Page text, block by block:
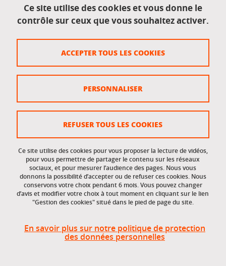
Données personnelles
Crédits
Gestion des cookies
Accessibilité : non conforme
Accès réservés
Intranet des étudiants et des personnels
Ce site utilise des cookies et vous donne le
contrôle sur ceux que vous souhaitez activer.
Ce site utilise des cookies pour vous proposer la lecture de vidéos,
pour vous permettre de partager le contenu sur les réseaux
sociaux, et pour mesurer l’audience des pages. Nous vous
donnons la possibilité d’accepter ou de refuser ces cookies. Nous
conservons votre choix pendant 6 mois. Vous pouvez changer
d’avis et modifier votre choix à tout moment en cliquant sur le lien
"Gestion des cookies" situé dans le pied de page du site.
En savoir plus sur notre politique de protection
des données personnelles
ACCEPTER TOUS LES COOKIES
REFUSER TOUS LES COOKIES
PERSONNALISER